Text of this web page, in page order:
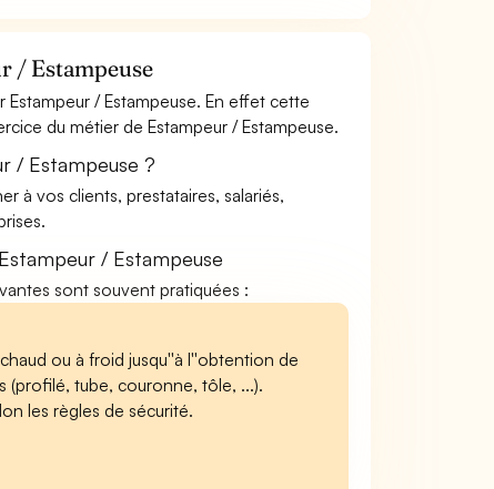
/ Estampeuse
/ Estampeuse. En effet cette
du métier de Estampeur / Estampeuse.
/ Estampeuse ?
à vos clients, prestataires, salariés,
/ Estampeuse
sont souvent pratiquées :
ou à froid jusqu''à l''obtention de
(profilé, tube, couronne, tôle, ...).
les règles de sécurité.